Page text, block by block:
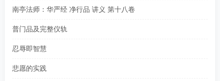
南亭法师：华严经 净行品 讲义 第十八卷
普门品及完整仪轨
忍辱即智慧
悲愿的实践